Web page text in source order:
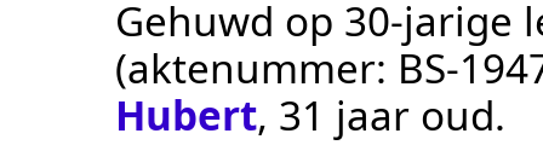
Gehuwd op 30-jarige
(aktenummer: BS-
Hubert, 31 jaar oud.